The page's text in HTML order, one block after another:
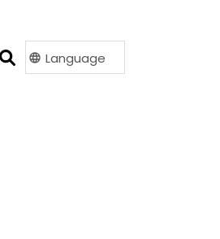
Language